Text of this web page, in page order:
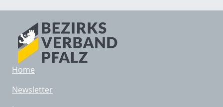
Home
Newsletter